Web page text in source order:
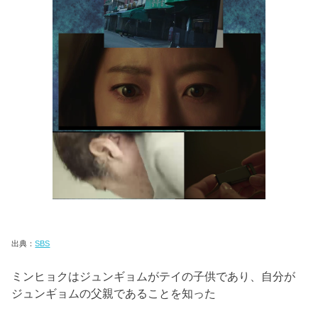
出典：SBS
ミンヒョクはジュンギョムがテイの子供であり、 自分が
ジュンギョムの父親であることを知った